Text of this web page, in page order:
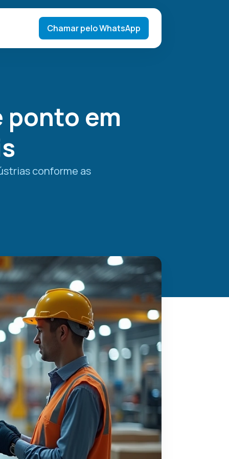
Chamar pelo WhatsApp
em
conforme as